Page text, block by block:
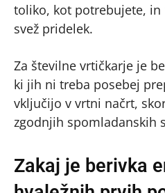
toliko, kot potrebujete, in
svež pridelek.
Za številne vrtičkarje je
ki jih ni treba posebej
vključijo v vrtni načrt,
zgodnjih spomladanskih
Zakaj je berivka